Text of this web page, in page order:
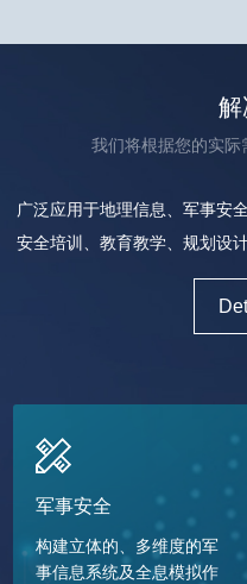
解
我们将根据您的实际
广泛应用于地理信息、军事安
安全培训、教育教学、规划设
军事安全
构建立体的、多维度的军
事信息系统及全息模拟作